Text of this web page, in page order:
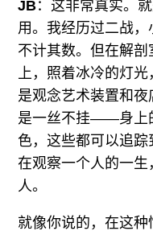
JB：这非常真实。
用。我经历过二战
不计其数。但在解
上，照着冰冷的灯
是观念艺术装置和
是一丝不挂——身上
色，这些都可以追
在观察一个人的一
人。
就像你说的，在这